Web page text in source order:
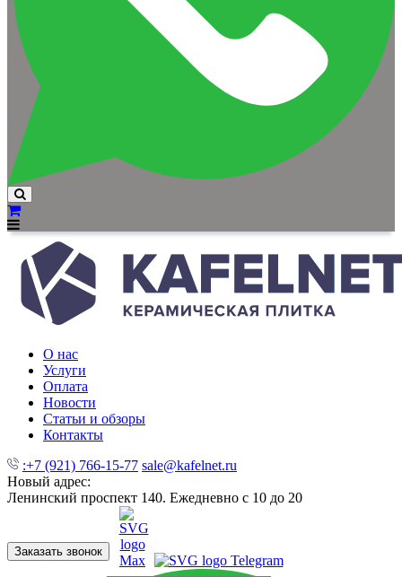
О нас
Услуги
Оплата
Новости
Статьи и обзоры
Контакты
:+7 (921) 766-15-77 sale@kafelnet.ru
Новый адрес:
Ленинский проспект 140. Ежедневно с 10 до 20
Заказать звонок
60x120 60x60 Для ванной Для кухни